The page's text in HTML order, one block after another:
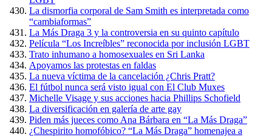
La dismorfia corporal de Sam Smith es interpretada como
“cambiaformas”
La Más Draga 3 y la controversia en su quinto capítulo
Película “Los Increíbles” reconocida por inclusión LGBT
Trato inhumano a homosexuales en Sri Lanka
Apoyamos las protestas en faldas
La nueva víctima de la cancelación ¿Chris Pratt?
El fútbol nunca será visto igual con El Club Muxes
Michelle Visage y sus acciones hacia Phillips Schofield
La diversificación en galería de arte gay
Piden más jueces como Ana Bárbara en “La Más Draga”
¿Chespirito homofóbico? “La Más Draga” homenajea a